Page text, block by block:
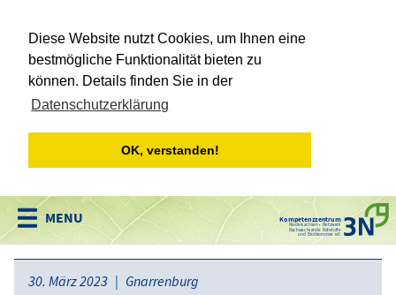
Diese Website nutzt Cookies, um Ihnen eine
bestmögliche Funktionalität bieten zu
können. Details finden Sie in der
Datenschutzerklärung
OK, verstanden!
Kompetenzzentrum
Niedersachsen • Netzwerk
Nachwachsende Rohstoffe
und Bioökonomie e.V.
30. März 2023 | Gnarrenburg